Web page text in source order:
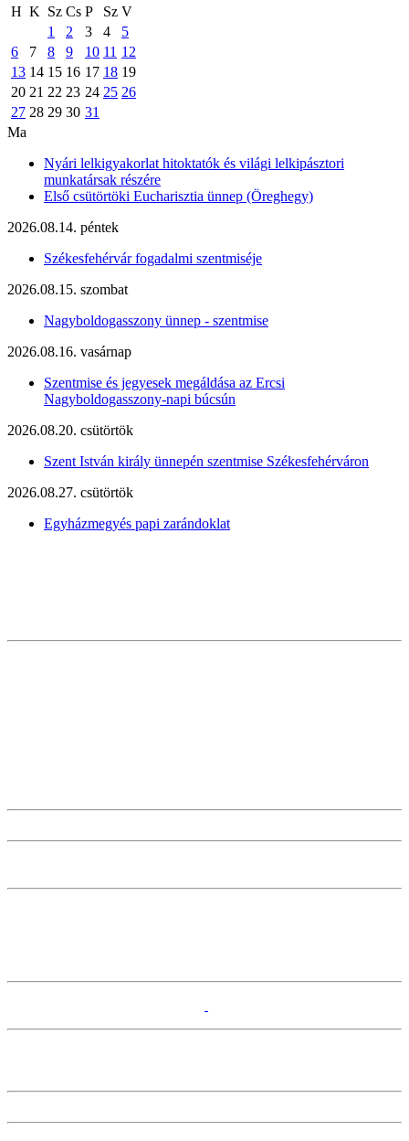
H K Sz Cs P Sz V
1
2 3 4
5
6
7 8 9 10 11 12
13 14 15 16 17 18 19
20 21 22 23 24 25 26
27 28 29 30 31
Ma
Nyári lelkigyakorlat hitoktatók és világi lelkipásztori
munkatársak részére
Első csütörtöki Eucharisztia ünnep (Öreghegy)
2026.08.14. péntek
Székesfehérvár fogadalmi szentmiséje
2026.08.15. szombat
Nagyboldogasszony ünnep - szentmise
2026.08.16. vasárnap
Szentmise és jegyesek megáldása az Ercsi
Nagyboldogasszony-napi búcsún
2026.08.20. csütörtök
Szent István király ünnepén szentmise Székesfehérváron
2026.08.27. csütörtök
Egyházmegyés papi zarándoklat